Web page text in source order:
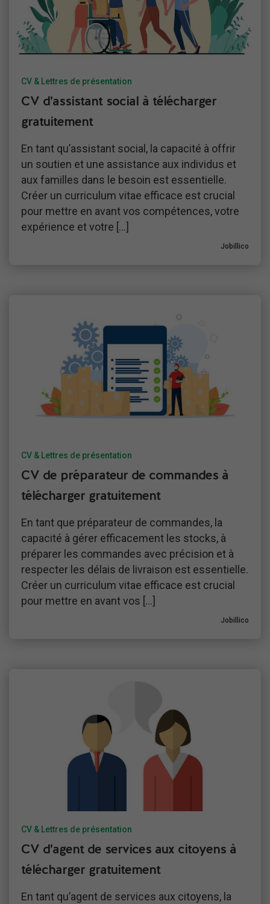
CV & Lettres de présentation
CV d’assistant social à télécharger
gratuitement
En tant qu’assistant social, la capacité à offrir
un soutien et une assistance aux individus et
aux familles dans le besoin est essentielle.
Créer un curriculum vitae efficace est crucial
pour mettre en avant vos compétences, votre
expérience et votre […]
Jobillico
CV & Lettres de présentation
CV de préparateur de commandes à
télécharger gratuitement
En tant que préparateur de commandes, la
capacité à gérer efficacement les stocks, à
préparer les commandes avec précision et à
respecter les délais de livraison est essentielle.
Créer un curriculum vitae efficace est crucial
pour mettre en avant vos […]
Jobillico
CV & Lettres de présentation
CV d’agent de services aux citoyens à
télécharger gratuitement
En tant qu’agent de services aux citoyens, la